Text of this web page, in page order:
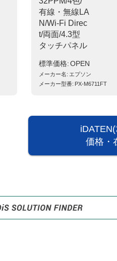
有線・無線LA
N/Wi-Fi Direc
t/両面/4.3型
タッチパネル
標準価格 OPEN
メーカー名 エプソン
メーカー型番 PX-M6711FT
価格・